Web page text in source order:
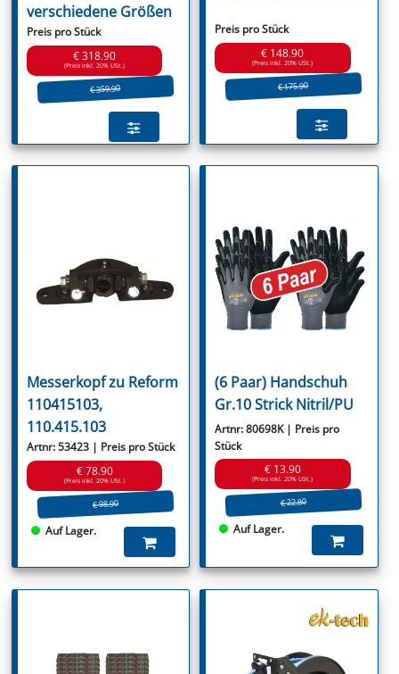
verschiedene Größen
Preis pro Stück
€ 318.90
(Preis inkl. 20% USt.)
€ 359.90
Preis pro Stück
€ 148.90
(Preis inkl. 20% USt.)
€ 175.90
Messerkopf zu Reform
110415103,
110.415.103
Artnr: 53423 | Preis pro Stück
€ 78.90
(Preis inkl. 20% USt.)
€ 98.90
Auf Lager.
(6 Paar) Handschuh
Gr.10 Strick Nitril/PU
Artnr: 80698K | Preis pro
Stück
€ 13.90
(Preis inkl. 20% USt.)
€ 22.80
Auf Lager.